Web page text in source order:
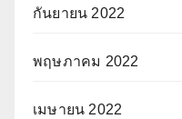
กันยายน 2022
พฤษภาคม 2022
เมษายน 2022